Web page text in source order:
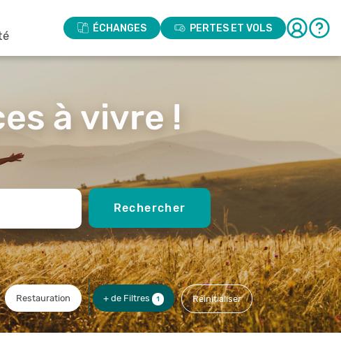
ÉCHANGES PERTES ET VOLS
à vivre !
Rechercher
Restauration + de Filtres 1 Réinitialiser